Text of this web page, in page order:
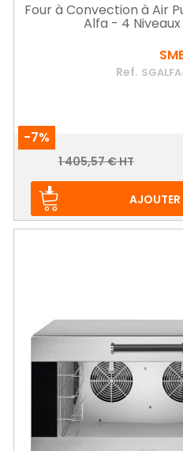
Four à Convection à Air
Alfa - 4
Ref.
-7%
Prix
Prix
1 405,57 € HT
AJOUTER